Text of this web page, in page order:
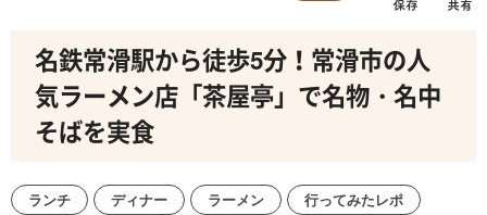
名鉄常滑駅から徒歩5分！常滑市の人
気ラーメン店「茶屋亭」で名物・名中
そばを実食
ランチ ディナー ラーメン
行ってみたレポ